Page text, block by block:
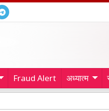
Fraud Alert अध्यात्म